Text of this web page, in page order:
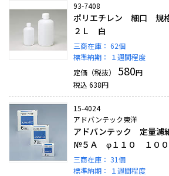
93-7408
ポリエチレン 細口 規
２Ｌ 白
三商在庫： 62個
標準納期：
１週間程度
定価（税抜）
580円
税込 638円
15-4024
アドバンテック東洋
アドバンテック 定量濾
№５Ａ φ１１０ １０
三商在庫： 31個
標準納期：
１週間程度